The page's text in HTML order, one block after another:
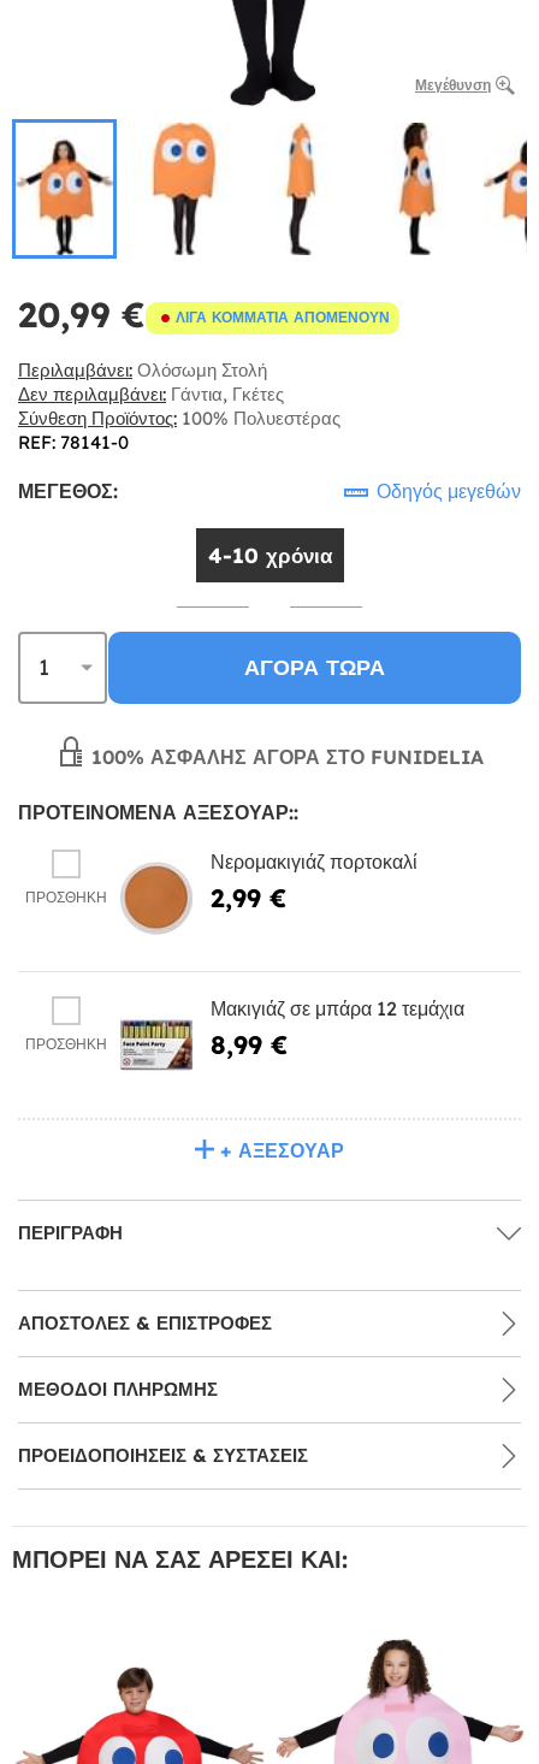
Μεγέθυνση
20,99 € ΛΊΓΑ ΚΟΜΜΆΤΙΑ ΑΠΟΜΈΝΟΥΝ
Περιλαμβάνει: Ολόσωμη Στολή
Δεν περιλαμβάνει: Γάντια, Γκέτες
Σύνθεση Προϊόντος: 100% Πολυεστέρας
REF: 78141-0
ΜΈΓΕΘΟΣ: Οδηγός μεγεθών
4-10 χρόνια
ΑΓΟΡΆ ΤΏΡΑ
100% ΑΣΦΑΛΉΣ ΑΓΟΡΆ ΣΤΟ FUNIDELIA
ΠΡΟΤΕΙΝΌΜΕΝΑ ΑΞΕΣΟΥΆΡ::
ΠΡΟΣΘΉΚΗ
Νερομακιγιάζ πορτοκαλί
2,99 €
ΠΡΟΣΘΉΚΗ
Μακιγιάζ σε μπάρα 12 τεμάχια
8,99 €
+ ΑΞΕΣΟΥΆΡ
ΠΕΡΙΓΡΑΦΉ
ΑΠΟΣΤΟΛΈΣ & ΕΠΙΣΤΡΟΦΈΣ
ΜΕΘΌΔΟΙ ΠΛΗΡΩΜΉΣ
ΠΡΟΕΙΔΟΠΟΙΉΣΕΙΣ & ΣΥΣΤΆΣΕΙΣ
ΜΠΟΡΕΊ ΝΑ ΣΑΣ ΑΡΈΣΕΙ ΚΑΙ: